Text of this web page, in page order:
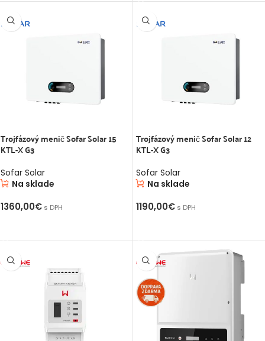
8
1
1
34
Trojfázový menič Sofar Solar 15
KTL-X G3
Sofar Solar
Na sklade
1360,00€ s DPH
Trojfázový menič Sofar Solar 12
KTL-X G3
Sofar Solar
Na sklade
1190,00€s DPH